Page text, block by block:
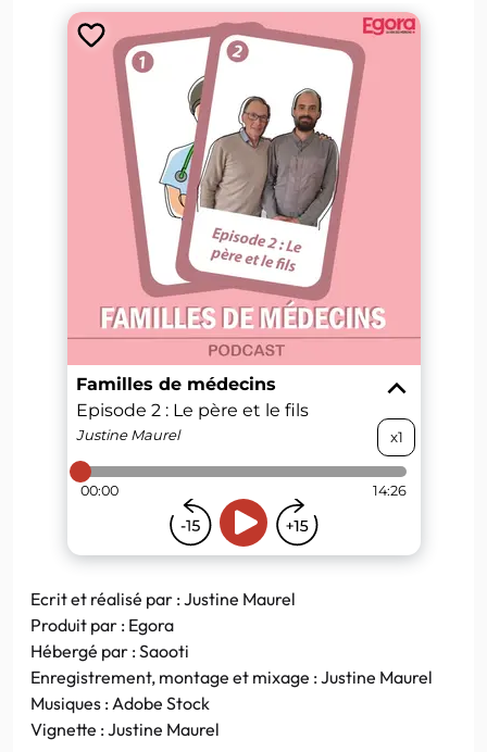
Ecrit et réalisé par : Justine Maurel
Produit par : Egora
Hébergé par : Saooti
Enregistrement, montage et mixage : Justine Maurel
Musiques : Adobe Stock
Vignette : Justine Maurel